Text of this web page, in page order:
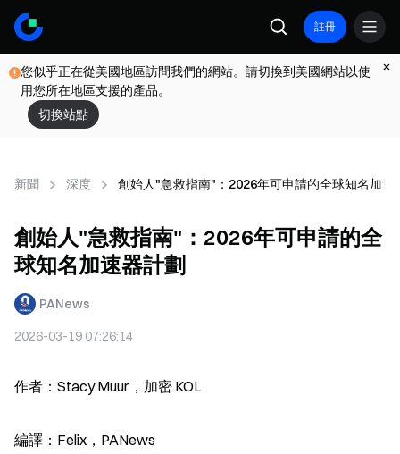
註冊
您似乎正在從美國地區訪問我們的網站。請切換到美國網站以使
用您所在地區支援的產品。
切換站點
新聞 深度 創始人"急救指南"：2026年可申請的全球知名加速
創始人"急救指南"：2026年可申請的全
球知名加速器計劃
PANews
2026-03-19 07:26:14
作者：Stacy Muur，加密 KOL
編譯：Felix，PANews